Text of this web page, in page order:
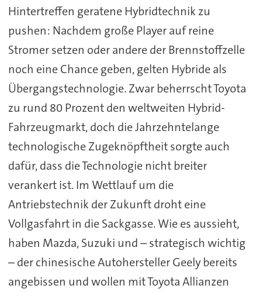
Hintertreffen geratene Hybridtechnik zu
pushen: Nachdem große Player auf reine
Stromer setzen oder andere der Brennstoffzelle
noch eine Chance geben, gelten Hybride als
Übergangstechnologie. Zwar beherrscht Toyota
zu rund 80 Prozent den weltweiten Hybrid-
Fahrzeugmarkt, doch die Jahrzehntelange
technologische Zugeknöpftheit sorgte auch
dafür, dass die Technologie nicht breiter
verankert ist. Im Wettlauf um die
Antriebstechnik der Zukunft droht eine
Vollgasfahrt in die Sackgasse. Wie es aussieht,
haben Mazda, Suzuki und – strategisch wichtig
– der chinesische Autohersteller Geely bereits
angebissen und wollen mit Toyota Allianzen